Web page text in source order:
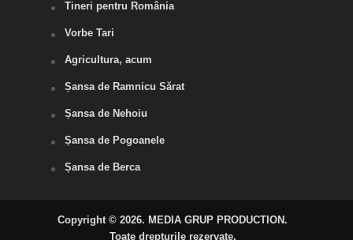
Tineri pentru România
Vorbe Tari
Agricultura, acum
Șansa de Ramnicu Sărat
Șansa de Nehoiu
Șansa de Pogoanele
Șansa de Berca
Copyright © 2026. MEDIA GRUP PRODUCTION.
Toate drepturile rezervate.